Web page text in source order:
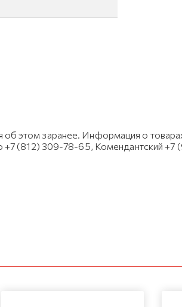
этом заранее. Информация о
+7 (812) 309-78-65, Комендантский +7